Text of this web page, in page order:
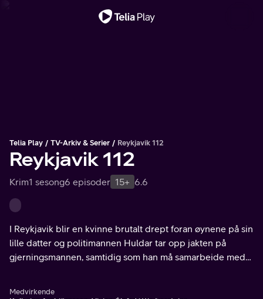
Telia Play TV-Arkiv & Serier Reykjavik 112
Reykjavik 112
Krim1 sesong6 episoder 15+ 6.6
I Reykjavik blir en kvinne brutalt drept foran øynene på sin
lille datter og politimannen Huldar tar opp jakten på
gjerningsmannen, samtidig som han må samarbeide med
Medvirkende